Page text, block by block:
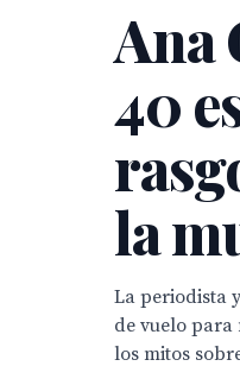
Ana
40
la
La periodista
de vuelo para
los mitos